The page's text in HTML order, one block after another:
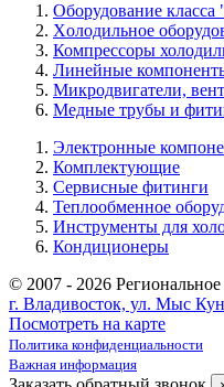
Оборудование
Xолодильное
Компрессоры
Линейные
Микродвигатели,
Медные трубы и
Электронные
Комплектующие
Сервисные фитинги
Теплообменное
Инструменты для
Кондиционеры
© 2007 - 2026
г. Владивосток, ул. Мыс
Посмотреть на карте
Политика конфиденциальности
Важная информация